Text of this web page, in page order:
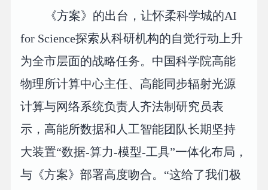
《方案》的出台，让怀柔科学城的AI
for Science探索从科研机构的自觉行动上升
为全市层面的战略任务。中国科学院高能
物理所计算中心主任、高能同步辐射光源
计算与网络系统负责人齐法制研究员表
示，高能所数据和人工智能团队长期坚持
大装置“数据-算力-模型-工具”一体化布局，
与《方案》部署高度吻合。“这给了我们极